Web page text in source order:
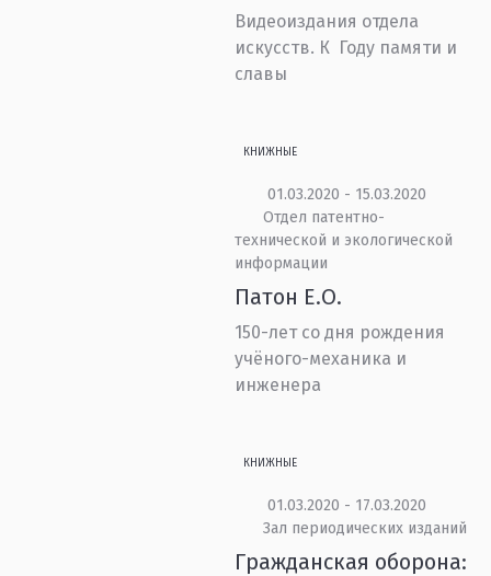
Видеоиздания отдела
искусств. К Году памяти и
славы
КНИЖНЫЕ
01.03.2020 - 15.03.2020
Отдел патентно-
технической и экологической
информации
Патон Е.О.
150-лет со дня рождения
учёного-механика и
инженера
КНИЖНЫЕ
01.03.2020 - 17.03.2020
Зал периодических изданий
Гражданская оборона: